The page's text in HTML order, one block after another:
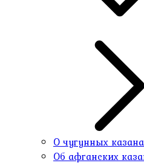
О чугунных
Об афганских